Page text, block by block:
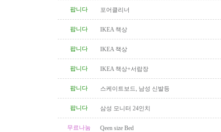
팝니다 포어클리너
팝니다 IKEA 책상
팝니다 IKEA 책상
팝니다 IKEA 책상+서랍장
팝니다 스케이트보드, 남성 신발등
팝니다 삼성 모니터 24인치
무료나눔 Qeen size Bed